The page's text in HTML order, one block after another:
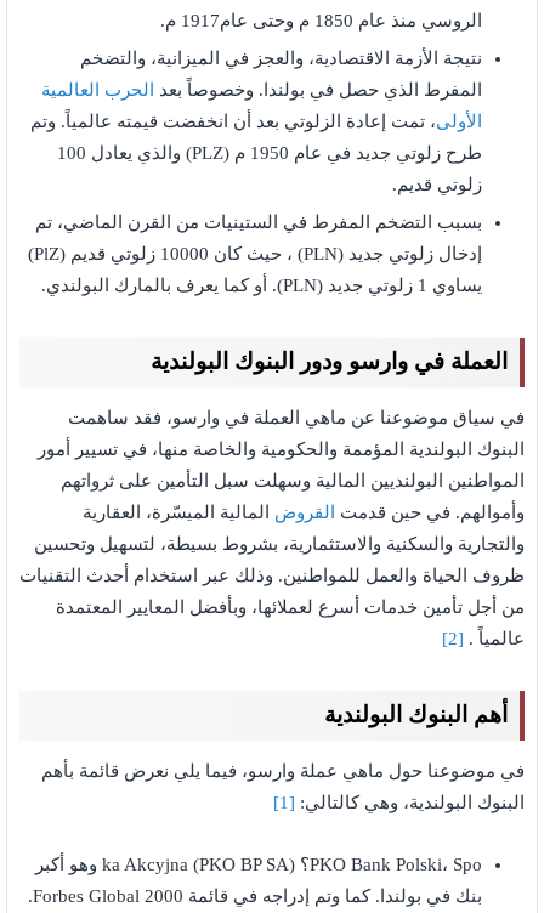
الروسي منذ عام 1850 م وحتى عام1917 م.
نتيجة الأزمة الاقتصادية، والعجز في الميزانية، والتضخم
المفرط الذي حصل في بولندا. وخصوصاً بعد الحرب العالمية
الأولى، تمت إعادة الزلوتي بعد أن انخفضت قيمته عالمياً. وتم
طرح زلوتي جديد في عام 1950 م (PLZ) والذي يعادل 100
زلوتي قديم.
بسبب التضخم المفرط في الستينيات من القرن الماضي، تم
إدخال زلوتي جديد (PLN) ، حيث كان 10000 زلوتي قديم (PlZ)
يساوي 1 زلوتي جديد (PLN). أو كما يعرف بالمارك البولندي.
العملة في وارسو ودور البنوك البولندية
في سياق موضوعنا عن ماهي العملة في وارسو، فقد ساهمت
البنوك البولندية المؤممة والحكومية والخاصة منها، في تسيير أمور
المواطنين البولنديين المالية وسهلت سبل التأمين على ثرواتهم
وأموالهم. في حين قدمت
القروض المالية الميسّرة، العقارية
والتجارية والسكنية والاستثمارية، بشروط بسيطة، لتسهيل وتحسين
ظروف الحياة والعمل للمواطنين. وذلك عبر استخدام أحدث التقنيات
من أجل تأمين خدمات أسرع لعملائها، وبأفضل المعايير المعتمدة
عالمياً . [2]
أهم البنوك البولندية
في موضوعنا حول ماهي عملة وارسو، فيما يلي نعرض قائمة بأهم
البنوك البولندية، وهي كالتالي: [1]
PKO Bank Polski، Spo؟ ka Akcyjna (PKO BP SA) وهو أكبر
بنك في بولندا. كما وتم إدراجه في قائمة Forbes Global 2000.